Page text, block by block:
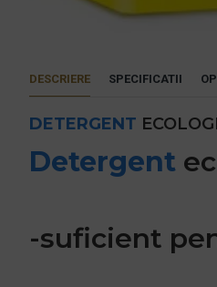
DESCRIERE SPECIFICATII
DETERGENT
Detergent
-suficient